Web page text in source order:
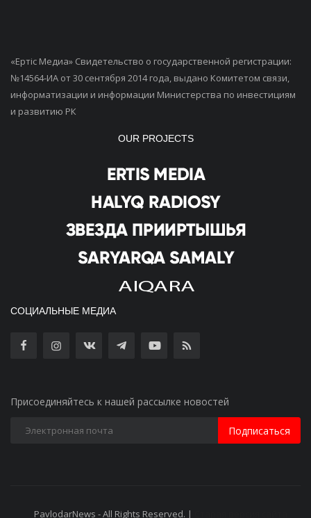
«Ертiс Медиа» Свидетельство о государственной регистрации:
№14564-ИА от 30 сентября 2014 года, выдано Комитетом связи,
информатизации и информации Министерства по инвестициям
и развитию РК
OUR PROJECTS
СОЦИАЛЬНЫЕ МЕДИА
Присоединяйтесь к нашей рассылке новостей
Подписаться
PavlodarNews - All Rights Reserved. |